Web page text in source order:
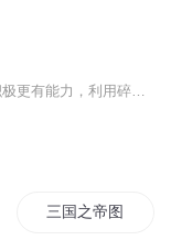
三国之帝图